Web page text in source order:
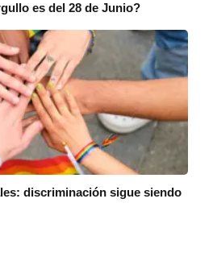
es del 28 de Junio?
discriminación sigue siendo